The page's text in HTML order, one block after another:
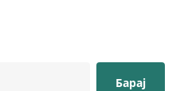
Барај